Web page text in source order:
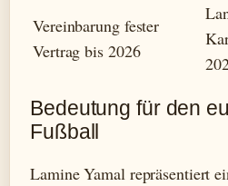
Vereinbarung fester
Vertrag bis 2026
Bedeutung für den
Fußball
Lamine Yamal repräsentiert